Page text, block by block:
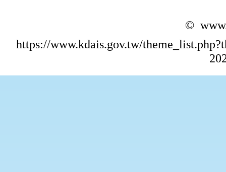
©
https://www.kdais.gov.tw/